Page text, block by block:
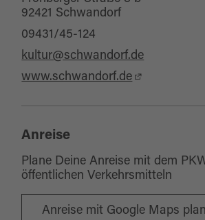
92421 Schwandorf
09431/45-124
kultur@schwandorf.de
www.schwandorf.de
Anreise
Plane Deine Anreise mit dem
öffentlichen Verkehrsmitteln
Anreise mit Google Maps